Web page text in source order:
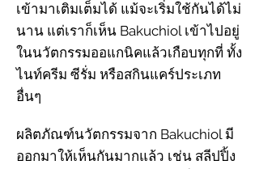
เข้ามาเติมเต็มได้ แม้จะเริ่มใช้กันได้ไม่
นาน แต่เราก็เห็น Bakuchiol เข้าไปอยู่
ในนวัตกรรมออแกนิคแล้วเกือบทุกที่ ทั้ง
ไนท์ครีม ซีรั่ม หรือสกินแคร์ประเภท
อื่นๆ
ผลิตภัณฑ์นวัตกรรมจาก Bakuchiol มี
ออกมาให้เห็นกันมากแล้ว เช่น สลีปปิ้ง